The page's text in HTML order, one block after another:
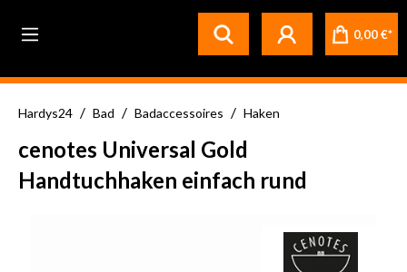
0,00 €*
Hardys24 / Bad / Badaccessoires / Haken
cenotes Universal Gold
Handtuchhaken einfach rund